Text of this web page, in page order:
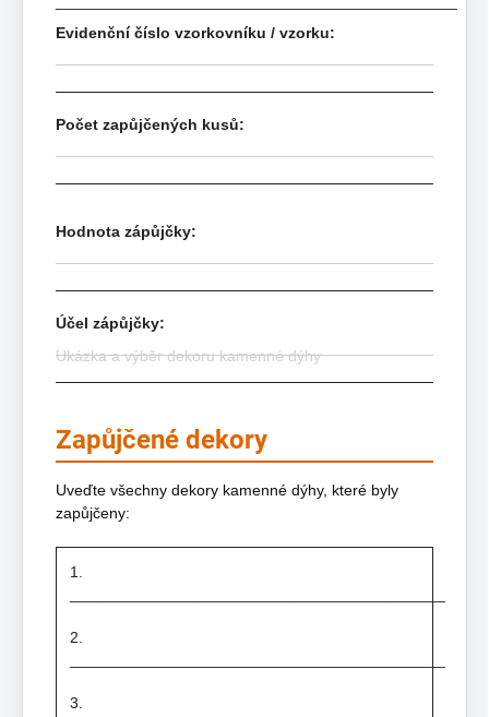
Evidenční číslo vzorkovníku / vzorku:
Počet zapůjčených kusů:
Hodnota zápůjčky:
Účel zápůjčky:
Ukázka a výběr dekoru kamenné dýhy
Zapůjčené dekory
Uveďte všechny dekory kamenné dýhy, které byly
zapůjčeny:
1.
2.
3.